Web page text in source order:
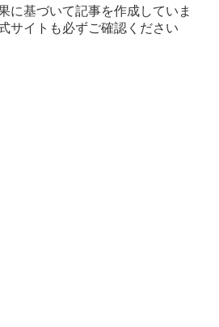
に基づいて記事を作成していま
サイトも必ずご確認ください